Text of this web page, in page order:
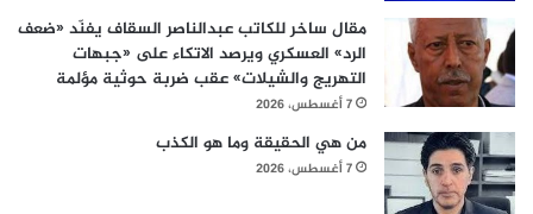
مقال ساخر للكاتب عبدالناصر السقاف يفنّد «ضعف
الرد» العسكري ويرصد الاتكاء على «جبهات
التهريج والشيلات» عقب ضربة حوثية مؤلمة
7 أغسطس، 2026
من هي الحقيقة وما هو الكذب
7 أغسطس، 2026